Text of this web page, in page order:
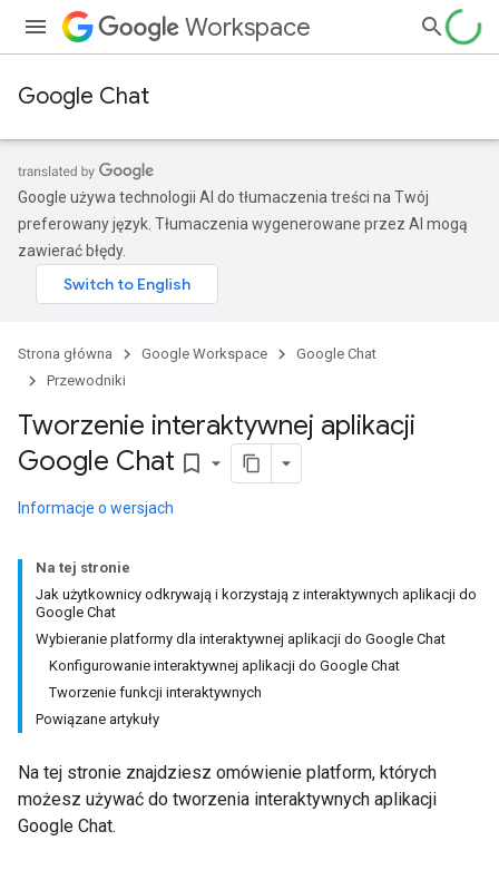
Workspace
Google Chat
Google używa technologii AI do tłumaczenia treści na Twój
preferowany język. Tłumaczenia wygenerowane przez AI mogą
zawierać błędy.
Strona główna Google Workspace
Google Chat
Przewodniki
Tworzenie interaktywnej aplikacji
Google Chat bookmark_border
Informacje o wersjach
Na tej stronie
Jak użytkownicy odkrywają i korzystają z interaktywnych aplikacji do
Google Chat
Wybieranie platformy dla interaktywnej aplikacji do Google Chat
Konfigurowanie interaktywnej aplikacji do Google Chat
Tworzenie funkcji interaktywnych
Powiązane artykuły
Na tej stronie znajdziesz omówienie platform, których
możesz używać do tworzenia interaktywnych aplikacji
Google Chat.